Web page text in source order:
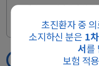
초진환자 중
소지하신 분은 1
서를
보험 적
※ 개명 또는 자녀 등의 실명
에서 진행하세요.
진료과/의료진선택